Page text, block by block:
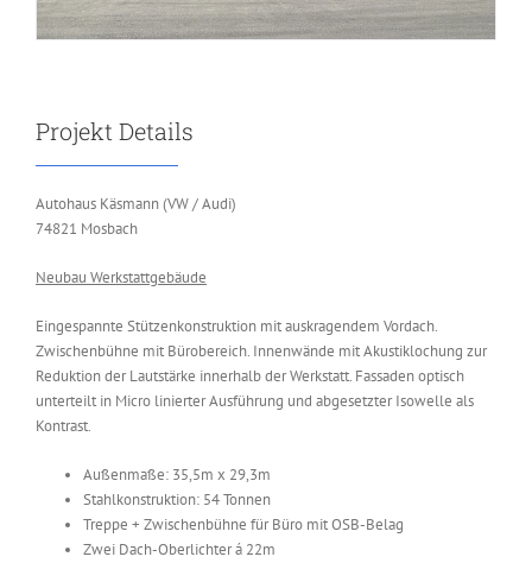
Projekt Details
Autohaus Käsmann (VW / Audi)
74821 Mosbach
Neubau Werkstattgebäude
Eingespannte Stützenkonstruktion mit auskragendem Vordach.
Zwischenbühne mit Bürobereich. Innenwände mit Akustiklochung zur
Reduktion der Lautstärke innerhalb der Werkstatt. Fassaden optisch
unterteilt in Micro linierter Ausführung und abgesetzter Isowelle als
Kontrast.
Außenmaße: 35,5m x 29,3m
Stahlkonstruktion: 54 Tonnen
Treppe + Zwischenbühne für Büro mit OSB-Belag
Zwei Dach-Oberlichter á 22m